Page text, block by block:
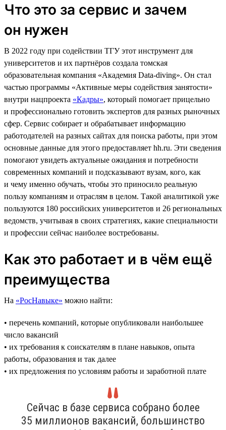
Что это за сервис и зачем
он нужен
В 2022 году при содействии ТГУ этот инструмент для
университетов и их партнёров создала томская
образовательная компания «Академия Data-diving». Он стал
частью программы «Активные меры содействия занятости»
внутри нацпроекта «Кадры», который помогает прицельно
и профессионально готовить экспертов для разных рыночных
сфер. Сервис собирает и обрабатывает информацию
работодателей на разных сайтах для поиска работы, при этом
основные данные для этого предоставляет hh.ru. Эти сведения
помогают увидеть актуальные ожидания и потребности
современных компаний и подсказывают вузам, кого, как
и чему именно обучать, чтобы это приносило реальную
пользу компаниям и отраслям в целом. Такой аналитикой уже
пользуются 180 российских университетов и 26 региональных
ведомств, учитывая в своих стратегиях, какие специальности
и профессии сейчас наиболее востребованы.
Как это работает и в чём ещё
преимущества
На «РосНавыке» можно найти:
• перечень компаний, которые опубликовали наибольшее
число вакансий
• их требования к соискателям в плане навыков, опыта
работы, образования и так далее
• их предложения по условиям работы и заработной плате
Сейчас в базе сервиса собрано более
35 миллионов вакансий, большинство